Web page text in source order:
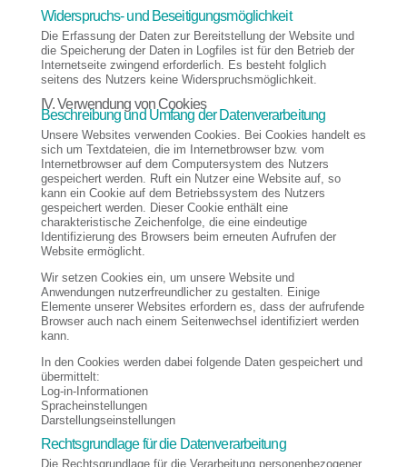
Widerspruchs- und Beseitigungsmöglichkeit
Die Erfassung der Daten zur Bereitstellung der Website und
die Speicherung der Daten in Logfiles ist für den Betrieb der
Internetseite zwingend erforderlich. Es besteht folglich
seitens des Nutzers keine Widerspruchsmöglichkeit.
IV. Verwendung von Cookies
Beschreibung und Umfang der Datenverarbeitung
Unsere Websites verwenden Cookies. Bei Cookies handelt es
sich um Textdateien, die im Internetbrowser bzw. vom
Internetbrowser auf dem Computersystem des Nutzers
gespeichert werden. Ruft ein Nutzer eine Website auf, so
kann ein Cookie auf dem Betriebssystem des Nutzers
gespeichert werden. Dieser Cookie enthält eine
charakteristische Zeichenfolge, die eine eindeutige
Identifizierung des Browsers beim erneuten Aufrufen der
Website ermöglicht.
Wir setzen Cookies ein, um unsere Website und
Anwendungen nutzerfreundlicher zu gestalten. Einige
Elemente unserer Websites erfordern es, dass der aufrufende
Browser auch nach einem Seitenwechsel identifiziert werden
kann.
In den Cookies werden dabei folgende Daten gespeichert und
übermittelt:
Log-in-Informationen
Spracheinstellungen
Darstellungseinstellungen
Rechtsgrundlage für die Datenverarbeitung
Die Rechtsgrundlage für die Verarbeitung personenbezogener